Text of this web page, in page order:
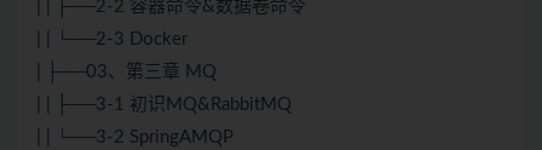
| | ├──2-2 容器命令&数据卷命令
| | └──2-3 Docker
| ├──03、第三章 MQ
| | ├──3-1 初识MQ&RabbitMQ
| | └──3-2 SpringAMQP